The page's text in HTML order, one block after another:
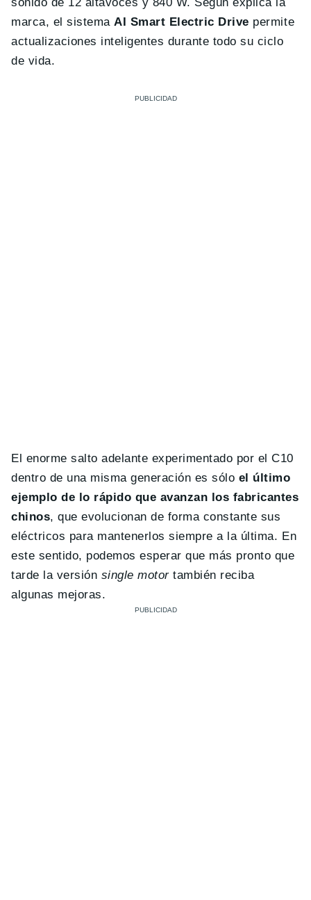
sonido de 12 altavoces y 840 W. Según explica la
marca, el sistemaAI Smart Electric Drive permite
actualizaciones inteligentes durante todo su ciclo
de vida.
El enorme salto adelante experimentado por el C10
dentro de una misma generación es sólo el último
ejemplo de lo rápido que avanzan los fabricantes
chinos, que evolucionan de forma constante sus
eléctricos para mantenerlos siempre a la última. En
este sentido, podemos esperar que más pronto que
tarde la versión single motortambién reciba
algunas mejoras.